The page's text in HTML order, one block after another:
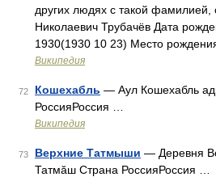
других людях с такой фамилией,
Николаевич Трубачёв Дата
1930(1930 10 23) Место
Википедия
72 Кошехабль — Аул Кошехабль
РоссияРоссия …
Википедия
73 Верхние Татмыши — Деревня
Татмăш Страна РоссияРоссия …